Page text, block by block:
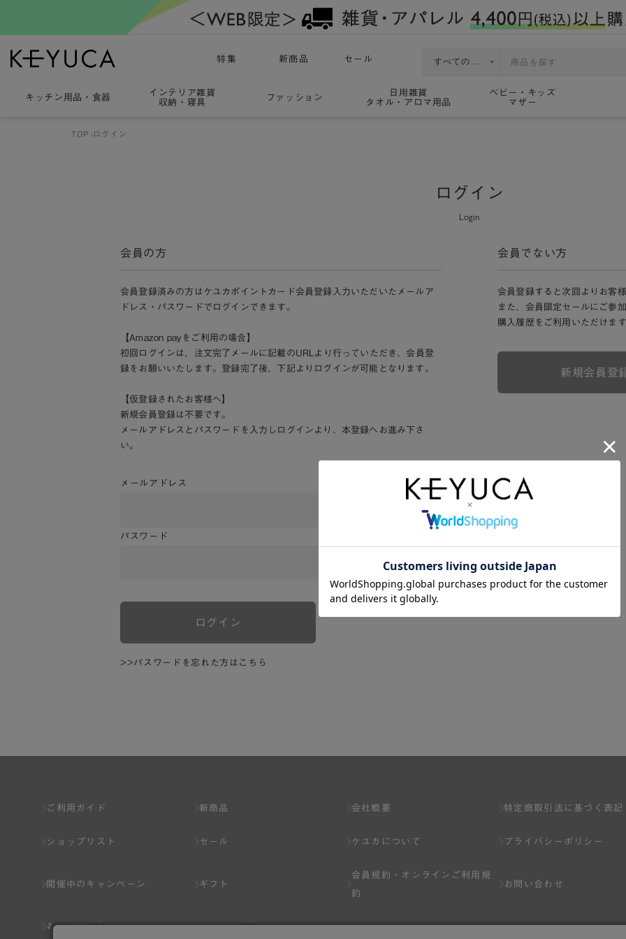
特集 新商品 セール
キッチン用品 ・ 食器
インテリア雑貨
収納・寝具
ファッション
日用雑貨
タオル・アロマ用品
ベビー・キッズ
マザー
TOP ログイン
ログイン
Login
会員の方
会員登録済みの方はケユカポイントカード会員登録入力いただいたメールア
ドレス・パスワードでログインできます。
【Amazon payをご利用の場合】
初回ログインは、注文完了メールに記載のURLより行っていただき、会員登
録をお願いいたします。登録完了後、下記よりログインが可能となります。
【仮登録されたお客様へ】
新規会員登録は不要です。
メールアドレスとパスワードを入力しログインより、本登録へお進み下さ
い。
メールアドレス
パスワード
ログイン
>>パスワードを忘れた方はこちら
会員でない方
会員登録すると次回よりお客
また、会員限定セールにご参
購入履歴をご利用いただけま
新規会員登
ご利用ガイド
ショップリスト
開催中のキャンペーン
おすすめ特集
新商品
セール
ギフト
スタッフ募集
会社概要
ケユカについて
会員規約・
オンラインご利用規
約
Q&A
特定商取引法に基づく表記
プライバシーポリシー
お問い合わせ